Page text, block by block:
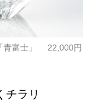
青富士」 22,000円
チラリ